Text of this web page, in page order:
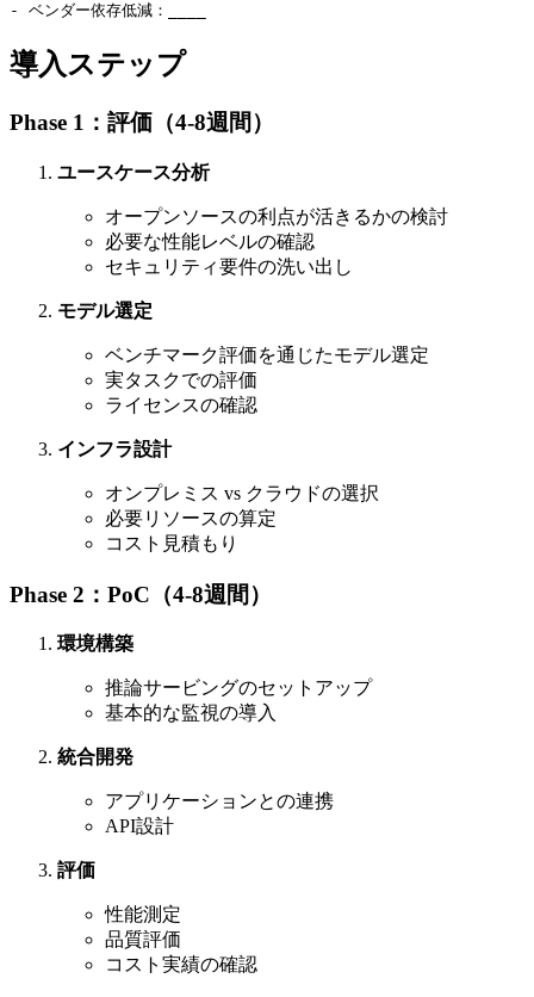
導入ステップ
Phase 1：評価（4-8週間）
ユースケース分析
オープンソースの利点が活きるかの検討
必要な性能レベルの確認
セキュリティ要件の洗い出し
モデル選定
ベンチマーク評価を通じたモデル選定
実タスクでの評価
ライセンスの確認
インフラ設計
オンプレミス vs クラウドの選択
必要リソースの算定
コスト見積もり
Phase 2：PoC（4-8週間）
環境構築
推論サービングのセットアップ
基本的な監視の導入
統合開発
アプリケーションとの連携
API設計
評価
性能測定
品質評価
コスト実績の確認